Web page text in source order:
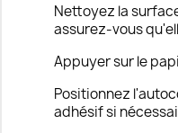
Nettoyez la
assurez-vous
Appuyer sur le
Positionnez
adhésif si